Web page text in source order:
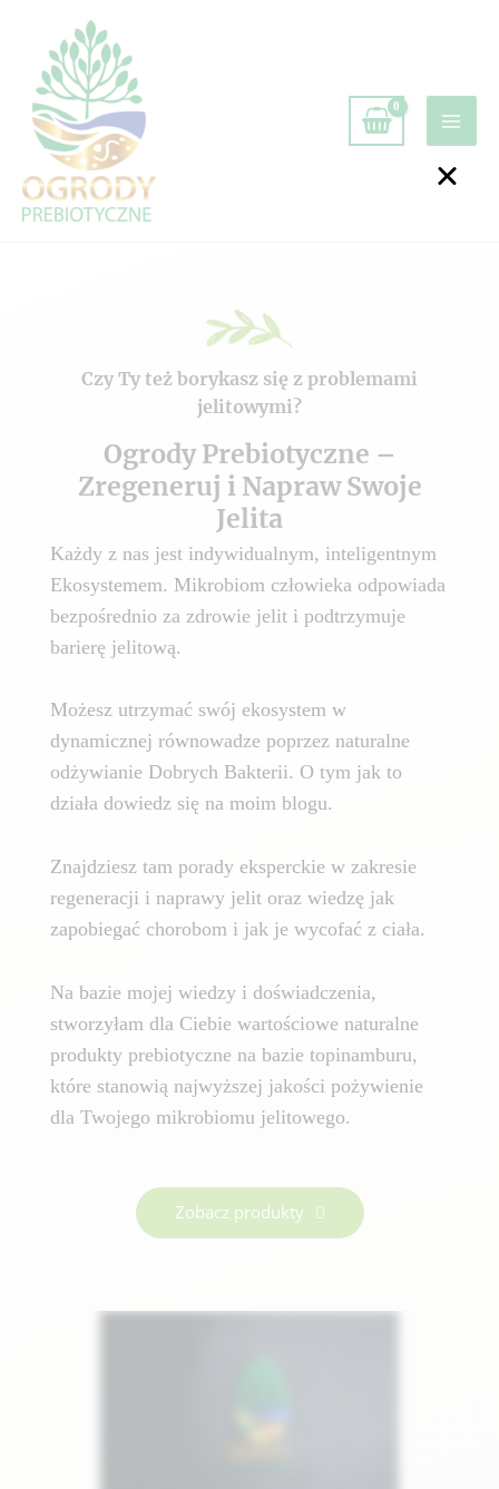
Czy Ty też borykasz się z problemami
jelitowymi?
Ogrody Prebiotyczne –
Zregeneruj i Napraw Swoje
Jelita
Każdy z nas jest indywidualnym, inteligentnym
Ekosystemem. Mikrobiom człowieka odpowiada
bezpośrednio za zdrowie jelit i podtrzymuje
barierę jelitową.
Możesz utrzymać swój ekosystem w
dynamicznej równowadze poprzez naturalne
odżywianie Dobrych Bakterii. O tym jak to
działa dowiedz się na moim blogu.
Znajdziesz tam porady eksperckie w zakresie
regeneracji i naprawy jelit oraz wiedzę jak
zapobiegać chorobom i jak je wycofać z ciała.
Na bazie mojej wiedzy i doświadczenia,
stworzyłam dla Ciebie wartościowe naturalne
produkty prebiotyczne na bazie topinamburu,
które stanowią najwyższej jakości pożywienie
dla Twojego mikrobiomu jelitowego.
Zobacz produkty